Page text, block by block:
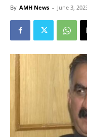
By AMH News - June 3,